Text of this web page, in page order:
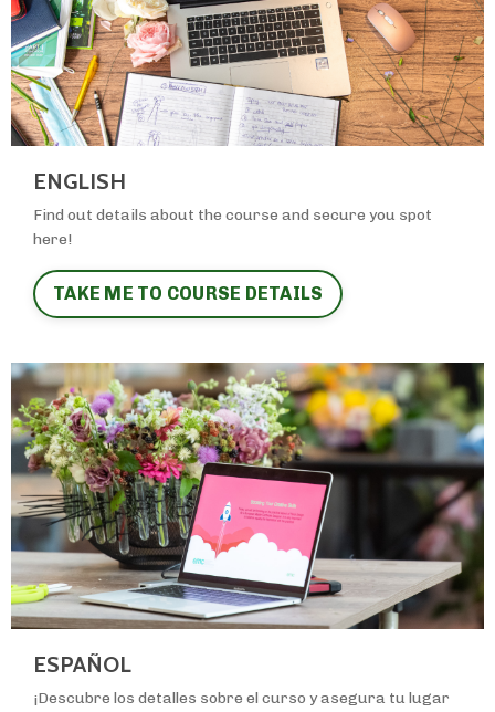
ENGLISH
Find out details about the course and secure you spot
here!
TAKE ME TO COURSE DETAILS
ESPAÑOL
¡Descubre los detalles sobre el curso y asegura tu lugar